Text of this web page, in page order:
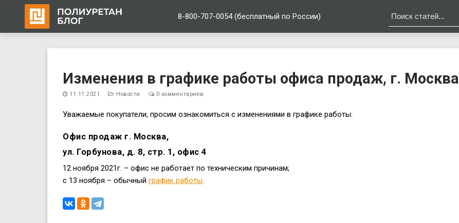
8-800-707-0054 (бесплатный по России)
содержимому
Изменения в графике работы офиса продаж, г. Москва
11.11.2021 Новости 0 комментариев
Уважаемые покупатели, просим ознакомиться с изменениями в графике работы:
Офис продаж г. Москва,
ул. Горбунова, д. 8, стр. 1, офис 4
12 ноября 2021г. – офис не работает по техническим причинам;
с 13 ноября – обычный график работы.